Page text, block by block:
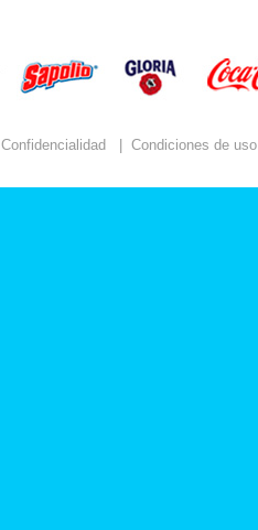
Confidencialidad Condiciones de uso